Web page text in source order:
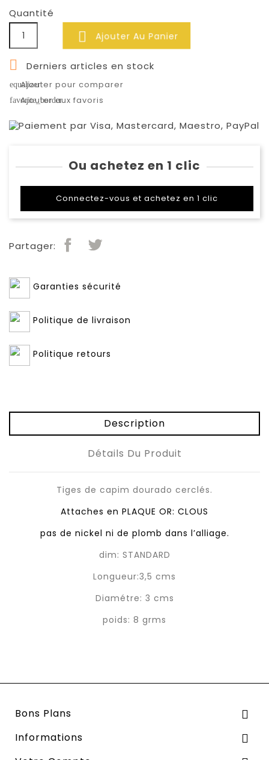
Quantité
 Ajouter Au Panier
 Derniers articles en stock
equalizer
Ajouter pour comparer
favorite_border
Ajouter aux favoris
Ou achetez en 1 clic
Connectez-vous et achetez en 1 clic
Partager:
Garanties sécurité
Politique de livraison
Politique retours
Description
Détails Du Produit
Tiges de capim dourado cerclés.
Attaches en PLAQUE OR: CLOUS
pas de nickel ni de plomb dans l’alliage.
dim: STANDARD
Longueur:3,5 cms
Diamétre: 3 cms
poids: 8 grms
Bons Plans 
Informations 